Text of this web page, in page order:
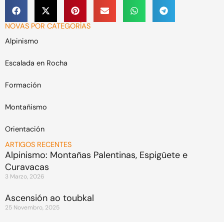
NOVAS POR CATEGORÍAS
Alpinismo
Escalada en Rocha
Formación
Montañismo
Orientación
ARTIGOS RECENTES
Alpinismo: Montañas Palentinas, Espigüete e
Curavacas
3 Marzo, 2026
Ascensión ao toubkal
25 Novembro, 2025